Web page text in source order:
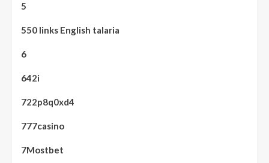
5
550 links English talaria
6
642i
722p8q0xd4
777casino
7Mostbet